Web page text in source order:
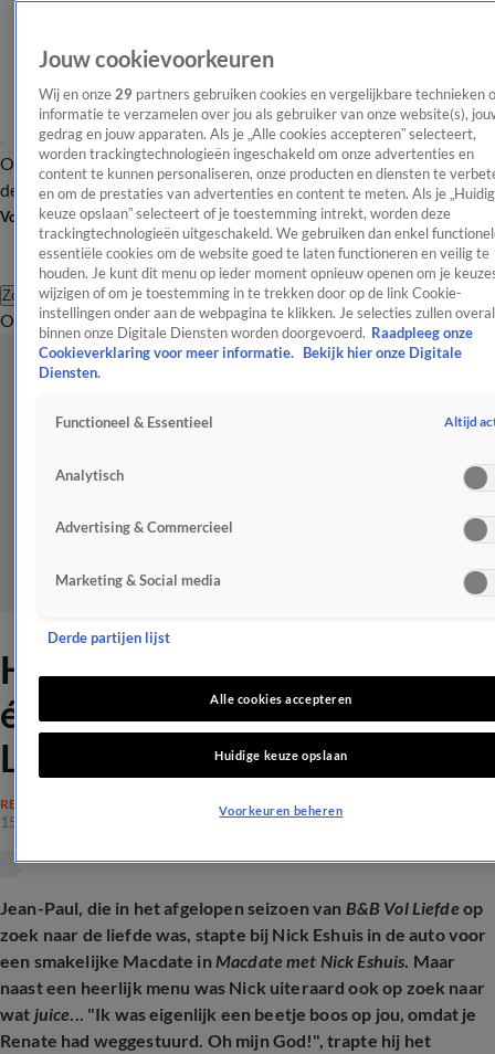
OverzichtAfleveringen Entertainment TV Algemeen
Tip
de redactieNieuwsbrief
Volg Shownieuws
Zoeken
OverzichtEntertainmentSpraakmakendRealityCrimeVideo's
Hierom stuurde JP Renate
écht naar huis in B&B Vol
Liefde
REALITY
15 sep 2025, 14:56
Jean-Paul, die in het afgelopen seizoen van B&B Vol Liefde op
zoek naar de liefde was, stapte bij Nick Eshuis in de auto voor
een smakelijke Macdate in Macdate met Nick Eshuis. Maar
naast een heerlijk menu was Nick uiteraard ook op zoek naar
wat juice... "Ik was eigenlijk een beetje boos op jou, omdat je
Renate had weggestuurd. Oh mijn God!", trapte hij het
Jouw cookievoorkeuren
Wij en onze 29 partners gebruiken cookies en vergelijkbare technieken
informatie te verzamelen over jou als gebruiker van onze website(s),
gedrag en jouw apparaten. Als je „Alle cookies accepteren” selecteert,
worden trackingtechnologieën ingeschakeld om onze advertenties en
content te kunnen personaliseren, onze producten en diensten te
en om de prestaties van advertenties en content te meten. Als je
keuze opslaan” selecteert of je toestemming intrekt, worden deze
trackingtechnologieën uitgeschakeld. We gebruiken dan enkel
essentiële cookies om de website goed te laten functioneren en veilig te
houden. Je kunt dit menu op ieder moment opnieuw openen om je
wijzigen of om je toestemming in te trekken door op de link Cookie-
instellingen onder aan de webpagina te klikken. Je selecties zullen overal
binnen onze Digitale Diensten worden doorgevoerd. Raadpleeg onze
Cookieverklaring voor meer informatie.
Bekijk hier onze Digitale
Diensten.
Functioneel & Essentieel Altijd
Analytisch
Advertising & Commercieel
Marketing & Social media
Derde partijen lijst
Alle cookies accepteren
Huidige keuze opslaan
Voorkeuren beheren